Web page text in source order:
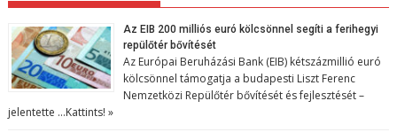
Az EIB 200 milliós euró kölcsönnel segíti a ferihegyi
repülőtér bővítését
Az Európai Beruházási Bank (EIB) kétszázmillió euró
kölcsönnel támogatja a budapesti Liszt Ferenc
Nemzetközi Repülőtér bővítését és fejlesztését –
jelentette …Kattints! »